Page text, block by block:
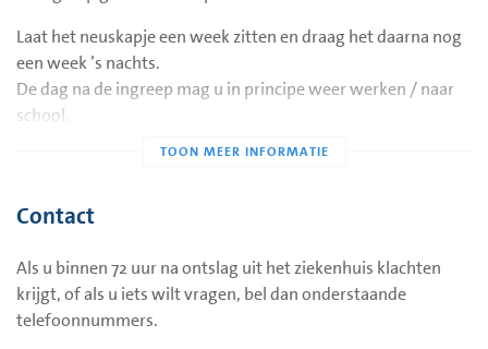
Laat het neuskapje een week zitten en draag het daarna nog
een week ’s nachts.
De dag na de ingreep mag u in principe weer werken / naar
school.
Contact
Als u binnen 72 uur na ontslag uit het ziekenhuis klachten
krijgt, of als u iets wilt vragen, bel dan onderstaande
telefoonnummers.